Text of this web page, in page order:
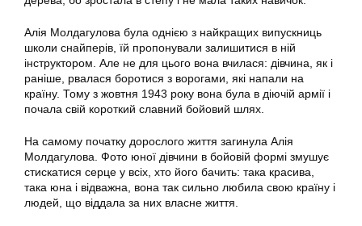
Алія Молдагулова була однією з найкращих випускниць
школи снайперів, їй пропонували залишитися в ній
інструктором. Але не для цього вона вчилася: дівчина, як і
раніше, рвалася боротися з ворогами, які напали на
країну. Тому з жовтня 1943 року вона була в діючій армії і
почала свій короткий славний бойовий шлях.
На самому початку дорослого життя загинула Алія
Молдагулова. Фото юної дівчини в бойовій формі змушує
стискатися серце у всіх, хто його бачить: така красива,
така юна і відважна, вона так сильно любила свою країну і
людей, що віддала за них власне життя.